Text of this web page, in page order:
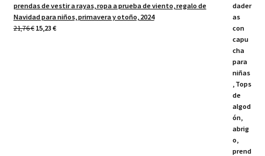
prendas de vestir a rayas, ropa a prueba de viento, regalo de
Navidad para niños, primavera y otoño, 2024
21,76€ El
15,23 €El